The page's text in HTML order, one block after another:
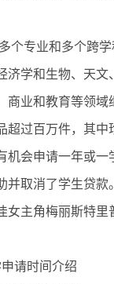
专业和多个跨学
济学和生物、天
业和教育等领域
过百万件，其中
机会申请一年或
并取消了学生贷
主角梅丽斯特里
请时间介绍